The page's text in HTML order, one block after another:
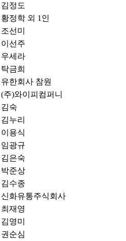
김정도
황정학 외 1인
조선미
이선주
우세라
탁금희
유한회사 참원
(주)와이피컴퍼니
김숙
김누리
이용식
임광규
김은숙
박준상
김수종
신화유통주식회사
최재영
김영미
권순심